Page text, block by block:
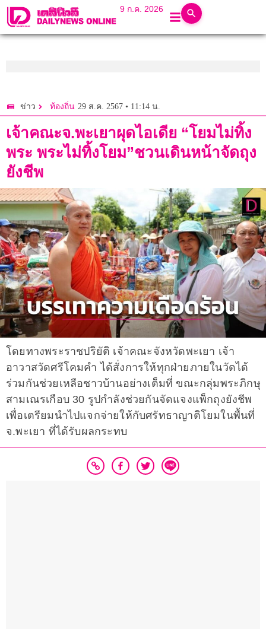
9 ก.ค. 2026
ข่าว ท้องถิ่น 29 ส.ค. 2567 • 11:14 น.
เจ้าคณะจ.พะเยาผุดไอเดีย “โยมไม่ทิ้ง
พระ พระไม่ทิ้งโยม”ชวนเดินหน้าจัดถุง
ยังชีพ
โดยทางพระราชปริยัติ เจ้าคณะจังหวัดพะเยา เจ้า
อาวาสวัดศรีโคมคำ ได้สั่งการให้ทุกฝ่ายภายในวัดได้
ร่วมกันช่วยเหลือชาวบ้านอย่างเต็มที่ ขณะกลุ่มพระภิกษุ
สามเณรเกือบ 30 รูปกำลังช่วยกันจัดแจงแพ็กถุงยังชีพ
เพื่อเตรียมนำไปแจกจ่ายให้กับศรัทธาญาติโยมในพื้นที่
จ.พะเยา ที่ได้รับผลกระทบ